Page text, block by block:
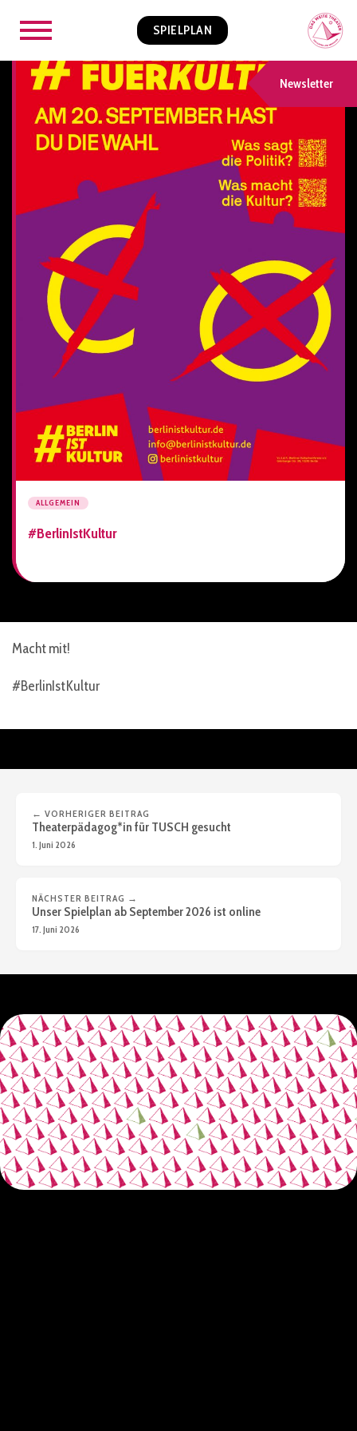
SPIELPLAN
Newsletter
ALLGEMEIN
#BerlinIstKultur
Macht mit!
#BerlinIstKultur
← VORHERIGER BEITRAG
Theaterpädagog*in für TUSCH gesucht
1. Juni 2026
NÄCHSTER BEITRAG →
Unser Spielplan ab September 2026 ist online
17. Juni 2026